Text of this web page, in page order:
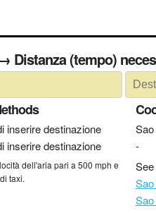
Sao Tome → Distanza
inserire destinazione
inserire destinazione
dell'aria pari a 500 mph e
taxi.
-